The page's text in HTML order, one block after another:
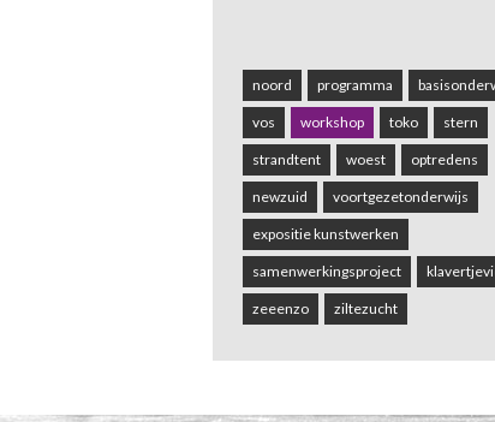
Lezing Rutger Jan Bredewold
Onderstaand een impressie van
noord programma
vos workshop toko stern
strandtent woest optredens
newzuid voortgezetonderwijs
expositie kunstwerken
samenwerkingsproject
zeeenzo ziltezucht